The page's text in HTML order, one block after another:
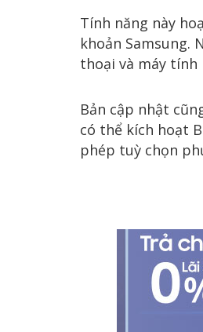
Tính năng này
khoản
thoại và máy tính
Bản cập nhật
có thể kích hoạt
phép tuỳ chọn